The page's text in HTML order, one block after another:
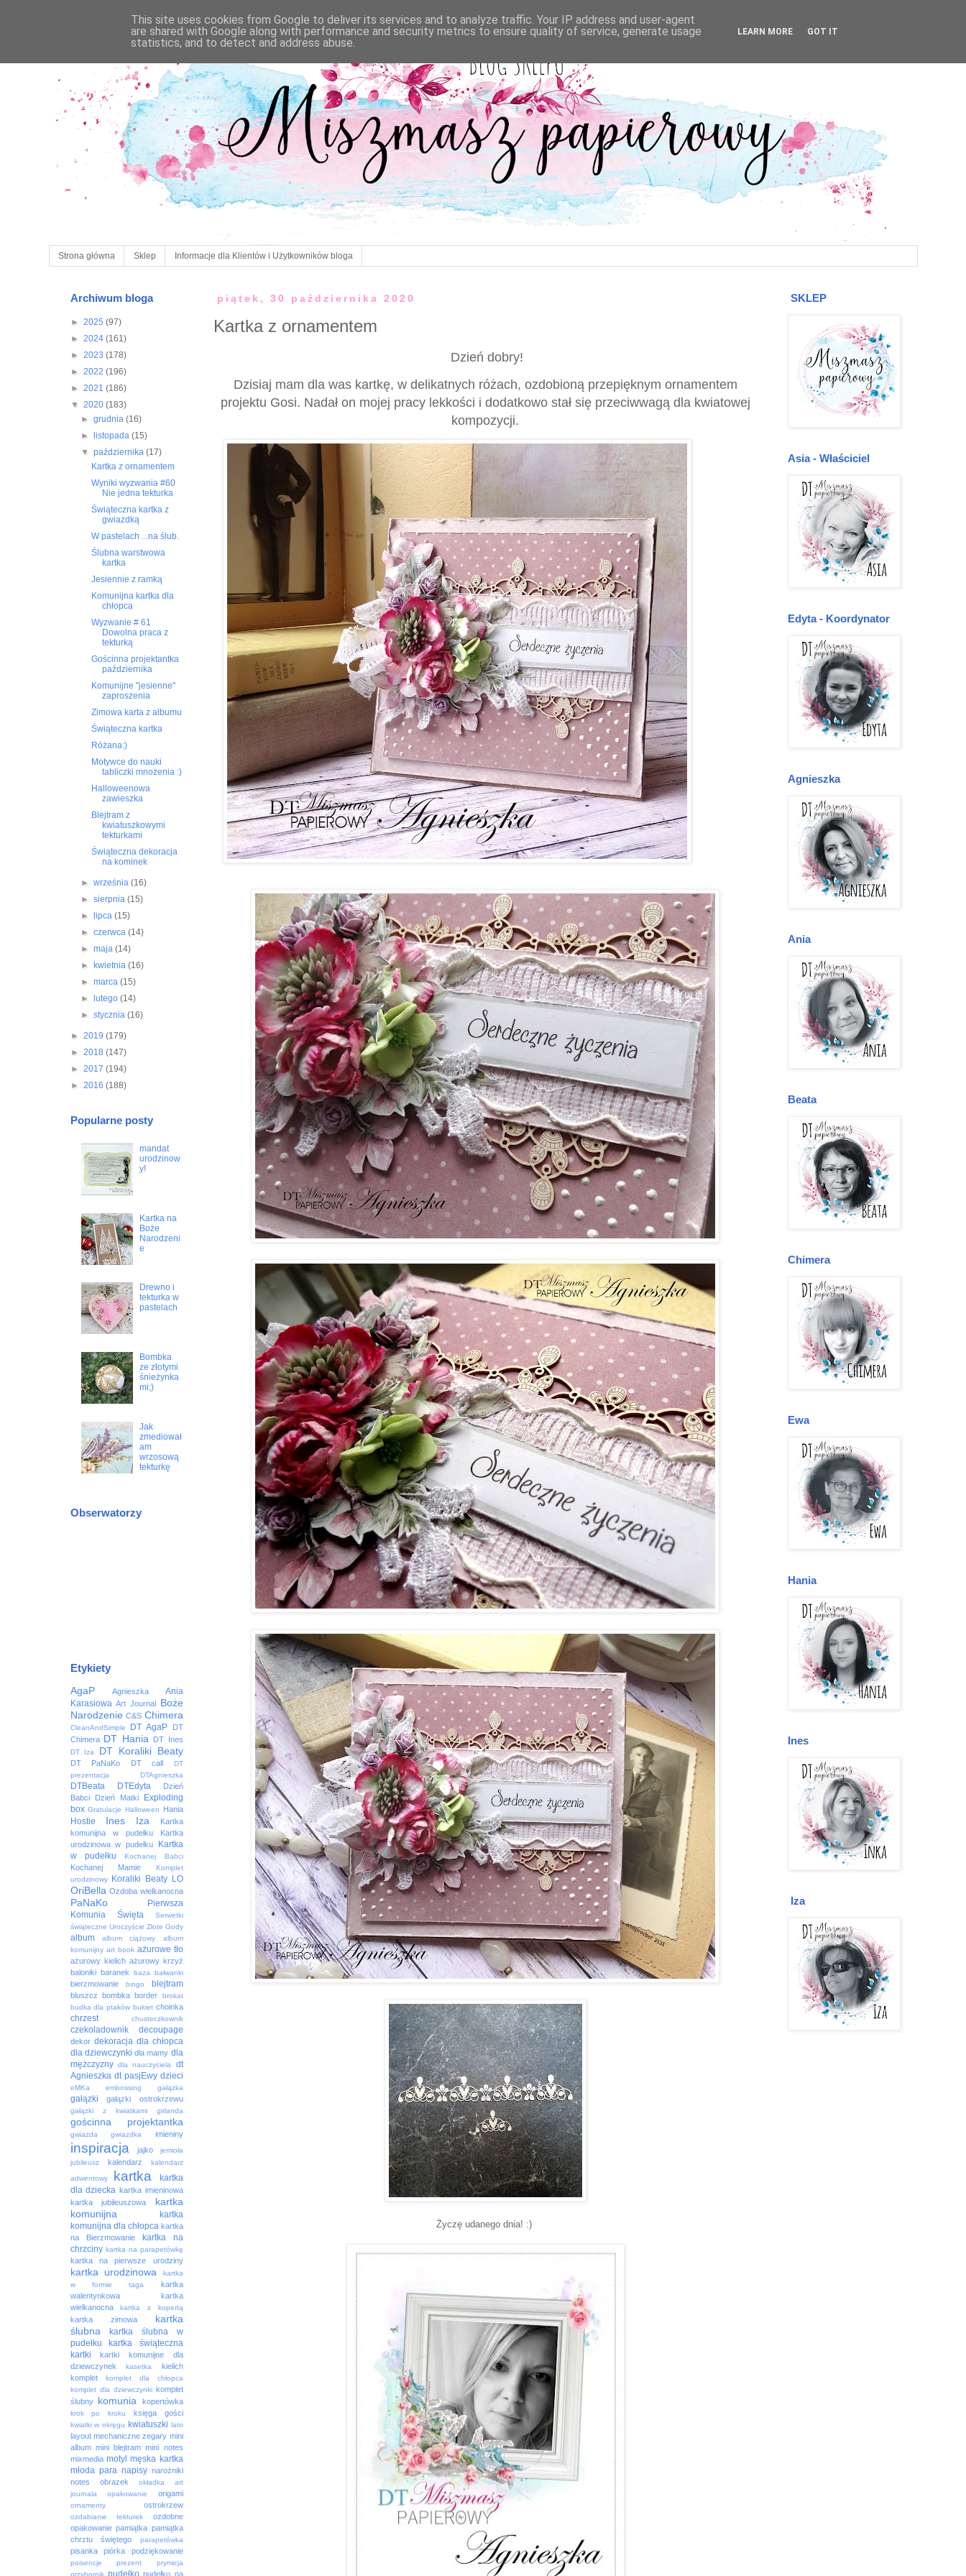
Strona główna Sklep Informacje dla Klientów i Użytkowników bloga
piątek, 30 października 2020
Kartka z ornamentem
Dzień dobry!
Dzisiaj mam dla was kartkę, w delikatnych różach, ozdobioną przepięknym ornamentem
projektu Gosi. Nadał on mojej pracy lekkości i dodatkowo stał się przeciwwagą dla kwiatowej
kompozycji.
Życzę udanego dnia! :)
Archiwum bloga
► 2025 (97)
► 2024 (161)
► 2023 (178)
► 2022 (196)
► 2021 (186)
▼ 2020 (183)
► grudnia (16)
►
listopada (15)
▼ października (17)
Kartka z ornamentem
Wyniki wyzwania #60
Nie jedna tekturka
Świąteczna kartka z
gwiazdką
W pastelach ...na ślub.
Ślubna warstwowa
kartka
Jesiennie z ramką
Komunijna kartka dla
chłopca
Wyzwanie # 61
Dowolna praca z
tekturką
Gościnna projektantka
października
Komunijne "jesienne"
zaproszenia
Zimowa karta z albumu
Świąteczna kartka
Różana:)
Motywce do nauki
tabliczki mnożenia :)
Halloweenowa
zawieszka
Blejtram z
kwiatuszkowymi
tekturkami
Świąteczna dekoracja
na kominek
► września (16)
► sierpnia (15)
►
lipca (15)
► czerwca (14)
► maja (14)
►
kwietnia (16)
► marca (15)
►
lutego (14)
► stycznia (16)
► 2019 (179)
► 2018 (147)
► 2017 (194)
► 2016 (188)
Popularne posty
mandat
urodzinow
y!
Kartka na
Boże
Narodzeni
e
Drewno i
tekturka w
pastelach
Bombka
ze złotymi
śnieżynka
mi;)
Jak
zmediował
am
wrzosową
tekturkę
Obserwatorzy
Etykiety
AgaP Agnieszka
Ania
Karasiowa Art Journal
Boże
Narodzenie C&S Chimera
CleanAndSimple DT AgaP
DT
Chimera DT Hania DT Ines
DT Iza DT Koraliki Beaty
DT PaNaKo DT call
DT
prezentacja
DTAgnieszka
DTBeata DTEdyta
Dzień
Babci
Dzień Matki
Exploding
box Gratulacje Halloween Hania
Hostie Ines Iza
Kartka
komunijna w pudełku
Kartka
urodzinowa w pudełku
Kartka
w pudełku
Kochanej Babci
Kochanej Mamie
Komplet
urodzinowy
Koraliki Beaty LO
OriBella Ozdoba wielkanocna
PaNaKo
Pierwsza
Komunia Święta
Serwetki
świąteczne Uroczyście Złote Gody
album album ciążowy
album
komunijny art book ażurowe tło
ażurowy kielich ażurowy krzyż
baloniki
baranek baza bałwanki
bierzmowanie bingo blejtram
bluszcz bombka border
brokat
budka dla ptaków bukiet choinka
chrzest chusteczkownik
czekoladownik decoupage
dekor dekoracja dla chłopca
dla dziewczynki dla mamy dla
mężczyzny dla nauczyciela
dt
Agnieszka dt pasjEwy dzieci
eMKa embossing gałązka
gałązki gałązki ostrokrzewu
gałązki z kwiatkami girlanda
gościnna projektantka
gwiazda gwiazdka imieniny
inspiracja jajko
jemioła
jubileusz
kalendarz
kalendarz
adwentowy
kartka
kartka
dla dziecka kartka imieninowa
kartka jubileuszowa
kartka
komunijna
kartka
komunijna dla chłopca kartka
na Bierzmowanie
kartka na
chrzciny kartka na parapetówkę
kartka na pierwsze urodziny
kartka urodzinowa
kartka
w formie taga
kartka
walentynkowa
kartka
wielkanocna
kartka z kopertą
kartka zimowa
kartka
ślubna
kartka ślubna w
pudełku
kartka świąteczna
kartki
kartki komunijne dla
dziewczynek
kasetka
kielich
komplet
komplet dla chłopca
komplet dla dziewczynki komplet
ślubny
komunia kopertówka
krok po kroku księga gości
kwiatki w okręgu kwiatuszki lato
layout mechaniczne zegary mini
album mini blejtram mini notes
mixmedia motyl męska kartka
młoda para napisy narożniki
notes
obrazek
okładka art
journala
opakowanie origami
ornamenty ostrokrzew
ozdabianie tekturek
ozdobne
opakowanie pamiątka pamiątka
chrztu świętego
parapetówka
pisanka piórka podziękowanie
poisencje prezent
prymicja
przybornik
pudełko na
SKLEP
Asia - Właściciel
Edyta - Koordynator
Agnieszka
Ania
Beata
Chimera
Ewa
Hania
Ines
Iza
This site uses cookies from Google to deliver its services and to analyze traffic. Your IP address and user-agent
are shared with Google along with performance and security metrics to ensure quality of service, generate usage
statistics, and to detect and address abuse.
LEARN MORE GOT IT